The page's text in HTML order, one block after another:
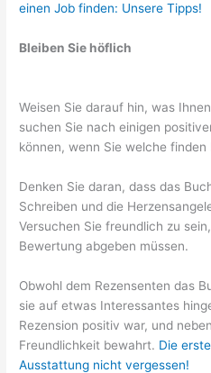
einen Job finden: Unsere Tipps!
Bleiben Sie höflich
Weisen Sie darauf hin, was
suchen Sie nach einigen
können, wenn Sie welche finden
Denken Sie daran, dass das
Schreiben und die
Versuchen Sie freundlich zu
Bewertung abgeben müssen.
Obwohl dem Rezensenten das
sie auf etwas Interessantes
Rezension positiv war, und
Freundlichkeit bewahrt. Die
Ausstattung nicht vergessen!